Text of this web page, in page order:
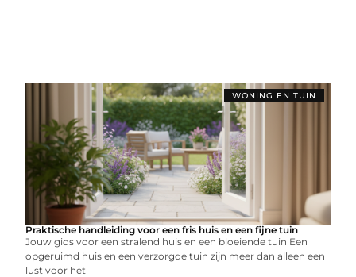
WONING EN TUIN
Praktische handleiding voor een fris huis en een fijne tuin
Jouw gids voor een stralend huis en een bloeiende tuin Een
opgeruimd huis en een verzorgde tuin zijn meer dan alleen een
lust voor het